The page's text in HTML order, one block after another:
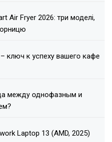
Air Fryer 2026: три моделі,
ключ к успеху вашего кафе
между однофазным и
Laptop 13 (AMD, 2025)